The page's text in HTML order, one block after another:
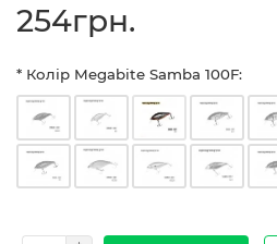
254грн.
* Колір Megabite Samba 100F: